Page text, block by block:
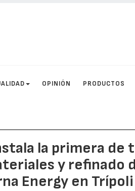
OPINIÓN PRODUCTOS
la primera de
y refinado
Energy en